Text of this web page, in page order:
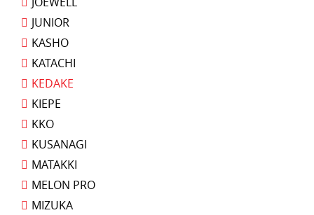
JUNIOR
KASHO
KATACHI
KEDAKE
KIEPE
KKO
KUSANAGI
MATAKKI
MELON PRO
MIZUKA